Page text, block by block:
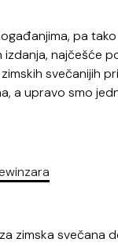
pa
najčešće
svečanijih
a upravo smo
zimska svečana